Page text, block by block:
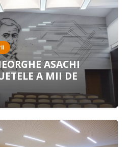
ASACHI
A MII DE